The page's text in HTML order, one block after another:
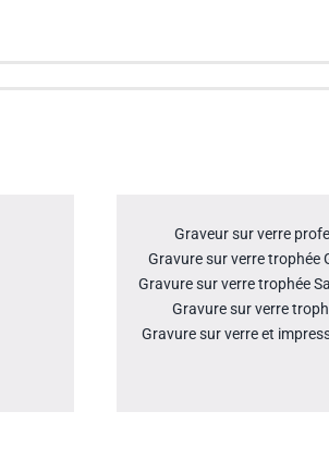
Graveur sur verre
Gravure sur verre trophée
Gravure sur verre trophée
Gravure sur verre
Gravure sur verre et